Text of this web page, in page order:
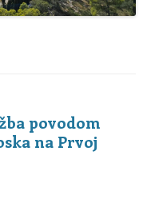
povodom
na Prvoj